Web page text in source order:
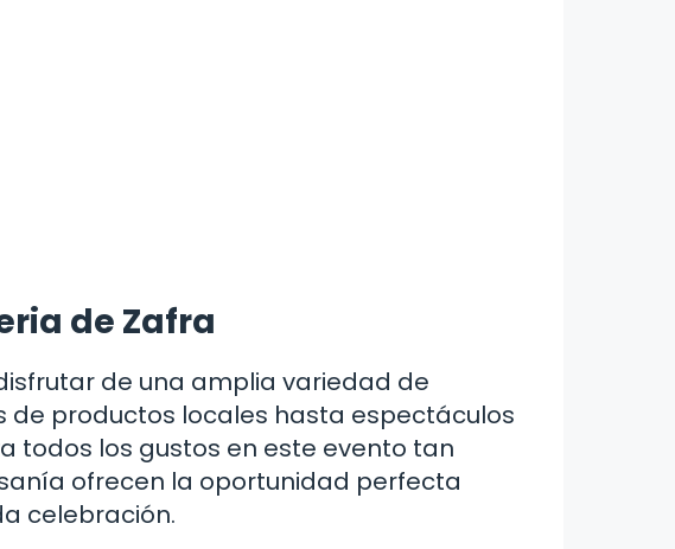
de Zafra
de una amplia variedad de
productos locales hasta espectáculos
todos los gustos en este evento tan
ofrecen la oportunidad perfecta
celebración.